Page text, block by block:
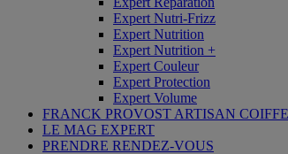
Expert Nutri-Frizz
Expert Nutrition
Expert Nutrition +
Expert Couleur
Expert Protection
Expert Volume
FRANCK PROVOST ARTISAN
LE MAG EXPERT
PRENDRE RENDEZ-VOUS